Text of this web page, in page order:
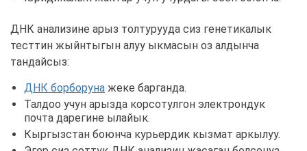
ДНК анализине арыз толтурууда сиз генетикалык
тесттин жыйнтыгын алуу ыкмасын оз алдынча
тандайсыз:
ДНК борборуна жеке барганда.
Талдоо учун арызда корсотулгон электрондук
почта дарегине ылайык.
Кыргызстан боюнча курьердик кызмат аркылуу.